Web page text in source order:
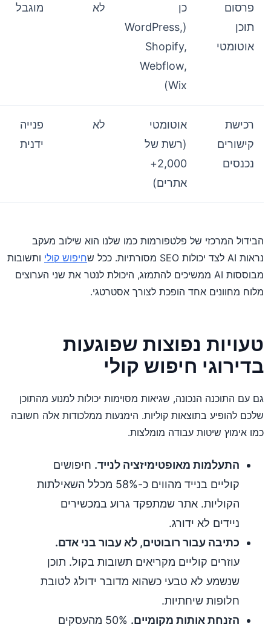
פרסום
תוכן
אוטומטי
כן
(WordPress,
Shopify,
Webflow,
Wix)
לא מוגבל
רכישת
קישורים
נכנסים
אוטומטי
(רשת של
2,000+
אתרים)
לא
פנייה
ידנית
הבידול המרכזי של פלטפורמות כמו שלנו הוא שילוב מעקב
נראות AI לצד יכולות SEO מסורתיות. ככל ש
חיפוש קוליותשובות
מבוססות AI ממשיכים להתמזג, היכולת לנטר את שני הערוצים
מלוח מחוונים אחד הופכת לצורך אסטרטגי.
טעויות נפוצות שפוגעות
בדירוגי חיפוש קולי
גם עם התוכנה הנכונה, שגיאות מסוימות יכולות למנוע מהתוכן
שלכם להופיע בתוצאות קוליות. הימנעות ממלכודות אלה חשובה
כמו אימוץ שיטות עבודה מומלצות.
התעלמות מאופטימיזציה לנייד.חיפושים
קוליים בנייד מהווים כ-58% מכלל השאילתות
הקוליות. אתר שמתפקד גרוע במכשירים
ניידים לא ידורג.
כתיבה עבור רובוטים, לא עבור בני אדם.
עוזרים קוליים מקריאים תשובות בקול. תוכן
שנשמע לא טבעי כשהוא מדובר ידולג לטובת
חלופות שיחתיות.
הזנחת אותות מקומיים.
50% מהעסקים